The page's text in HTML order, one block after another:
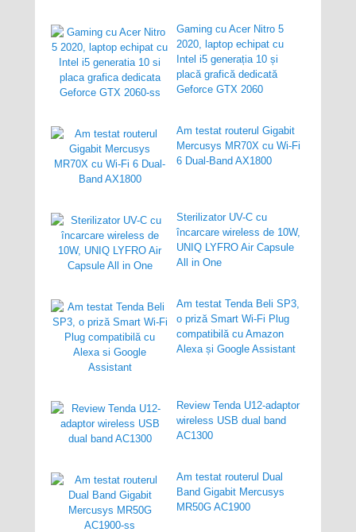
Gaming cu Acer Nitro 5
2020, laptop echipat cu
Intel i5 generația 10 și
placă grafică dedicată
Geforce GTX 2060
Am testat routerul Gigabit
Mercusys MR70X cu Wi-Fi
6 Dual-Band AX1800
Sterilizator UV-C cu
încarcare wireless de 10W,
UNIQ LYFRO Air Capsule
All in One
Am testat Tenda Beli SP3,
o priză Smart Wi-Fi Plug
compatibilă cu Amazon
Alexa și Google Assistant
Review Tenda U12-adaptor
wireless USB dual band
AC1300
Am testat routerul Dual
Band Gigabit Mercusys
MR50G AC1900